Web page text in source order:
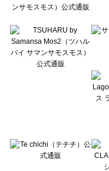
Te chichi CLASSIC（テチチ クラ
Lugnoncure（ルノンキュール）
BETTY'S BLUE（べティーズブル
Wpc.（ワールドパーティー）のカ